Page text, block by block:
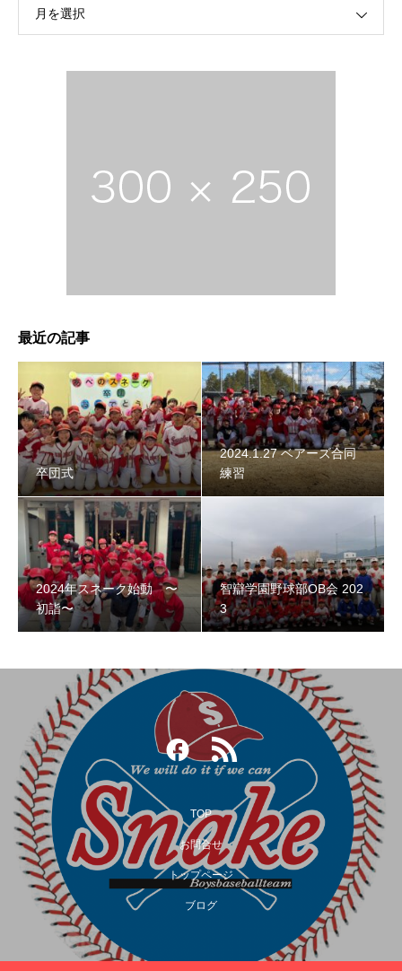
2024.1.27 ベアーズ合同練習
智辯学園野球部OB会 2023
第３回阿倍野スネークOB野球大会
月を選択
最近の記事
卒団式
2024.1.27 ベアーズ合同
練習
2024年スネーク始動 〜
初詣〜
智辯学園野球部OB会 202
3
TOP
お問合せ
トップページ
ブログ